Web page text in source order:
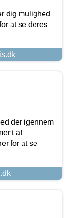
dig mulighed
at se deres
der igennem
af
for at se